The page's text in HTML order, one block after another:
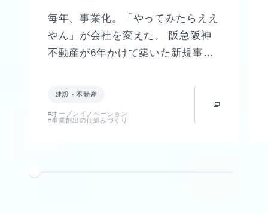
毎年、事業化。「やってみたらええ
やん」が会社を変えた。 阪急阪神
不動産が6年かけて築いた新規事業
建設・不動産
#オープンイノベーション
#事業創出の仕組みづくり